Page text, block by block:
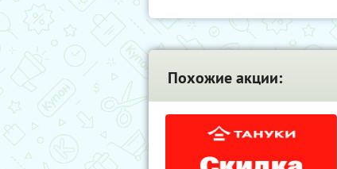
Похожие акции: